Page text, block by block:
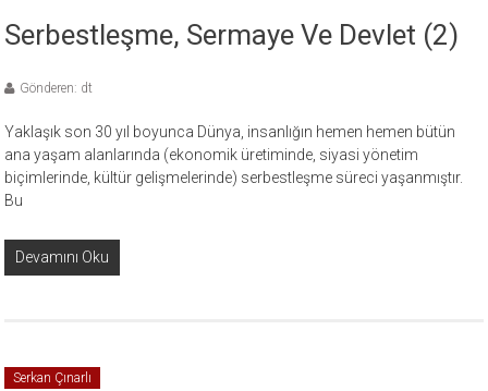
Serbestleşme, Sermaye Ve Devlet (2)
Gönderen: dt
Yaklaşık son 30 yıl boyunca Dünya, insanlığın hemen hemen bütün
ana yaşam alanlarında (ekonomik üretiminde, siyasi yönetim
biçimlerinde, kültür gelişmelerinde) serbestleşme süreci yaşanmıştır.
Bu
Devamını Oku
Serkan Çınarlı